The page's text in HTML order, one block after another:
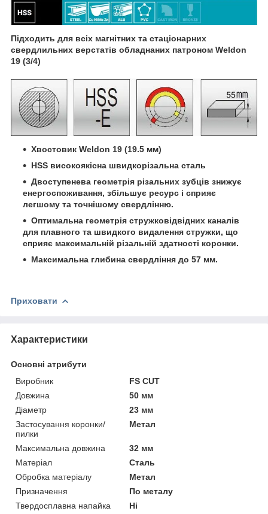
Підходить для всіх магнітних та стаціонарних
свердлильних верстатів обладнаних патроном Weldon
19 (3/4)
Хвостовик Weldon 19 (19.5 мм)
HSS високоякісна швидкорізальна сталь
Двоступенева геометрія різальних зубців знижує
енергоспоживання, збільшує ресурс і сприяє
легшому та точнішому свердлінню.
Оптимальна геометрія стружковідвідних каналів
для плавного та швидкого видалення стружки, що
сприяє максимальній різальній здатності коронки.
Максимальна глибина свердління до 57 мм.
Приховати
Характеристики
Основні атрибути
Виробник
FS CUT
Довжина
50 мм
Діаметр
23 мм
Застосування коронки/
пилки
Метал
Максимальна довжина
32 мм
Матеріал
Сталь
Обробка матеріалу
Метал
Призначення
По металу
Твердосплавна напайка
Ні